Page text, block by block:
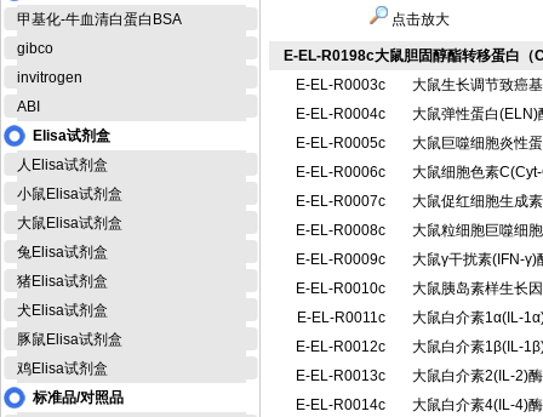
甲基化-牛血清白蛋白BSA
gibco
invitrogen
ABI
Elisa试剂盒
人Elisa试剂盒
小鼠Elisa试剂盒
大鼠Elisa试剂盒
兔Elisa试剂盒
猪Elisa试剂盒
犬Elisa试剂盒
豚鼠Elisa试剂盒
鸡Elisa试剂盒
标准品/对照品
点击放大
E-EL-R0198c大鼠胆固醇酯转移蛋白（
E-EL-R0003c
大鼠生长调节致癌
E-EL-R0004c
大鼠弹性蛋白
E-EL-R0005c
大鼠巨噬细胞炎性
E-EL-R0006c
大鼠细胞色素
E-EL-R0007c
大鼠促红细胞生成
E-EL-R0008c
大鼠粒细胞巨噬细
E-EL-R0009c
大鼠γ干扰素(IFN-
E-EL-R0010c
大鼠胰岛素样生长
E-EL-R0011c
大鼠白介素1α(IL-
E-EL-R0012c
大鼠白介素1β(IL-
E-EL-R0013c
大鼠白介素2(IL-2)
E-EL-R0014c
大鼠白介素4(IL-4)